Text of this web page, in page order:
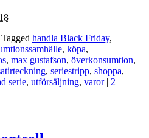
Tagged handla Black Friday,
, köpa,
, max gustafson, överkonsumtion,
, seriestripp, shoppa,
serie, utförsäljning, varor| 2